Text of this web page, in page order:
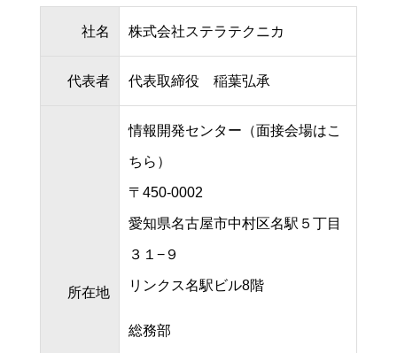
社名 株式会社ステラテクニカ
代表者 代表取締役 稲葉弘承
所在地
情報開発センター（面接会場はこ
ちら）
〒450-0002
愛知県名古屋市中村区名駅５丁目
３１−９
リンクス名駅ビル8階
総務部